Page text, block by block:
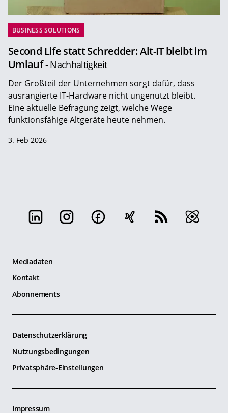
BUSINESS SOLUTIONS
Second Life statt Schredder: Alt-IT bleibt im
Umlauf- Nachhaltigkeit
Der Großteil der Unternehmen sorgt dafür, dass
ausrangierte IT-Hardware nicht ungenutzt bleibt.
Eine aktuelle Befragung zeigt, welche Wege
funktionsfähige Altgeräte heute nehmen.
3. Feb 2026
Mediadaten
Kontakt
Abonnements
Datenschutzerklärung
Nutzungsbedingungen
Privatsphäre-Einstellungen
Impressum